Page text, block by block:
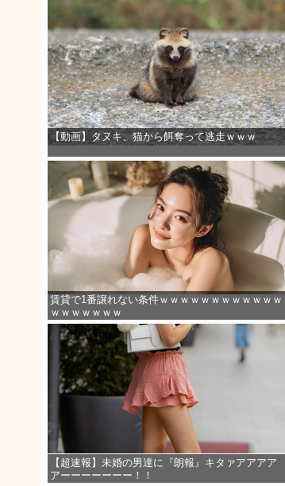
【動画】タヌキ、猫から餌奪って逃走ｗｗｗ
賃貸で1番譲れない条件ｗｗｗｗｗｗｗｗｗｗｗｗ
ｗｗｗｗｗｗｗ
【超速報】未婚の男達に『朗報』キタァアアアア
アーーーーーーー！！